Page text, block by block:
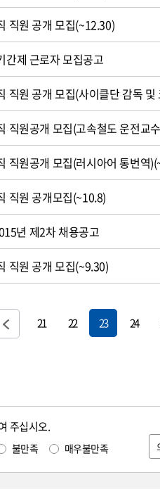
직원 공개 모집(~12.30)
간제 근로자 모집공고
직원 공개 모집(사이클단 감독
직원공개 모집(고속철도 운전교
직원공개 모집(러시아어 통번역
직원 공개모집(~10.8)
년 제2차 채용공고
직원 공개 모집(~9.30)
21 22 23 24
주십시오.
불만족 매우불만족